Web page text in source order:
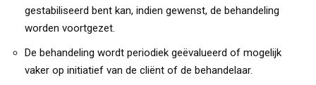
gestabiliseerd bent kan, indien gewenst, de behandeling
worden voortgezet.
De behandeling wordt periodiek geëvalueerd of mogelijk
vaker op initiatief van de cliënt of de behandelaar.